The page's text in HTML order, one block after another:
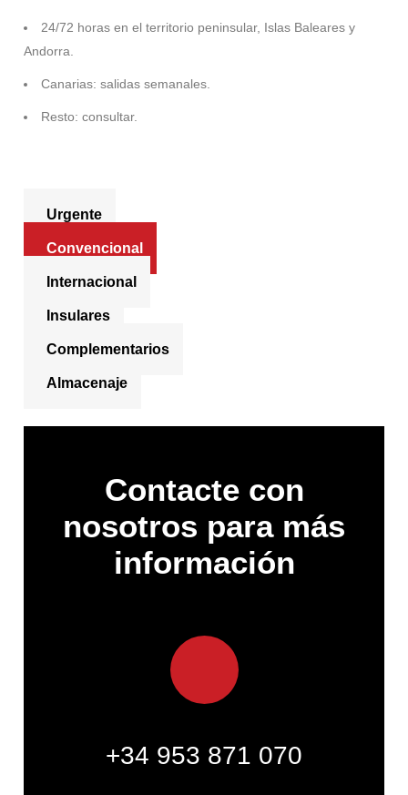
24/72 horas en el territorio peninsular, Islas Baleares y
Andorra.
Canarias: salidas semanales.
Resto: consultar.
Urgente
Convencional
Internacional
Insulares
Complementarios
Almacenaje
Contacte con
nosotros para más
información
+34 953 871 070